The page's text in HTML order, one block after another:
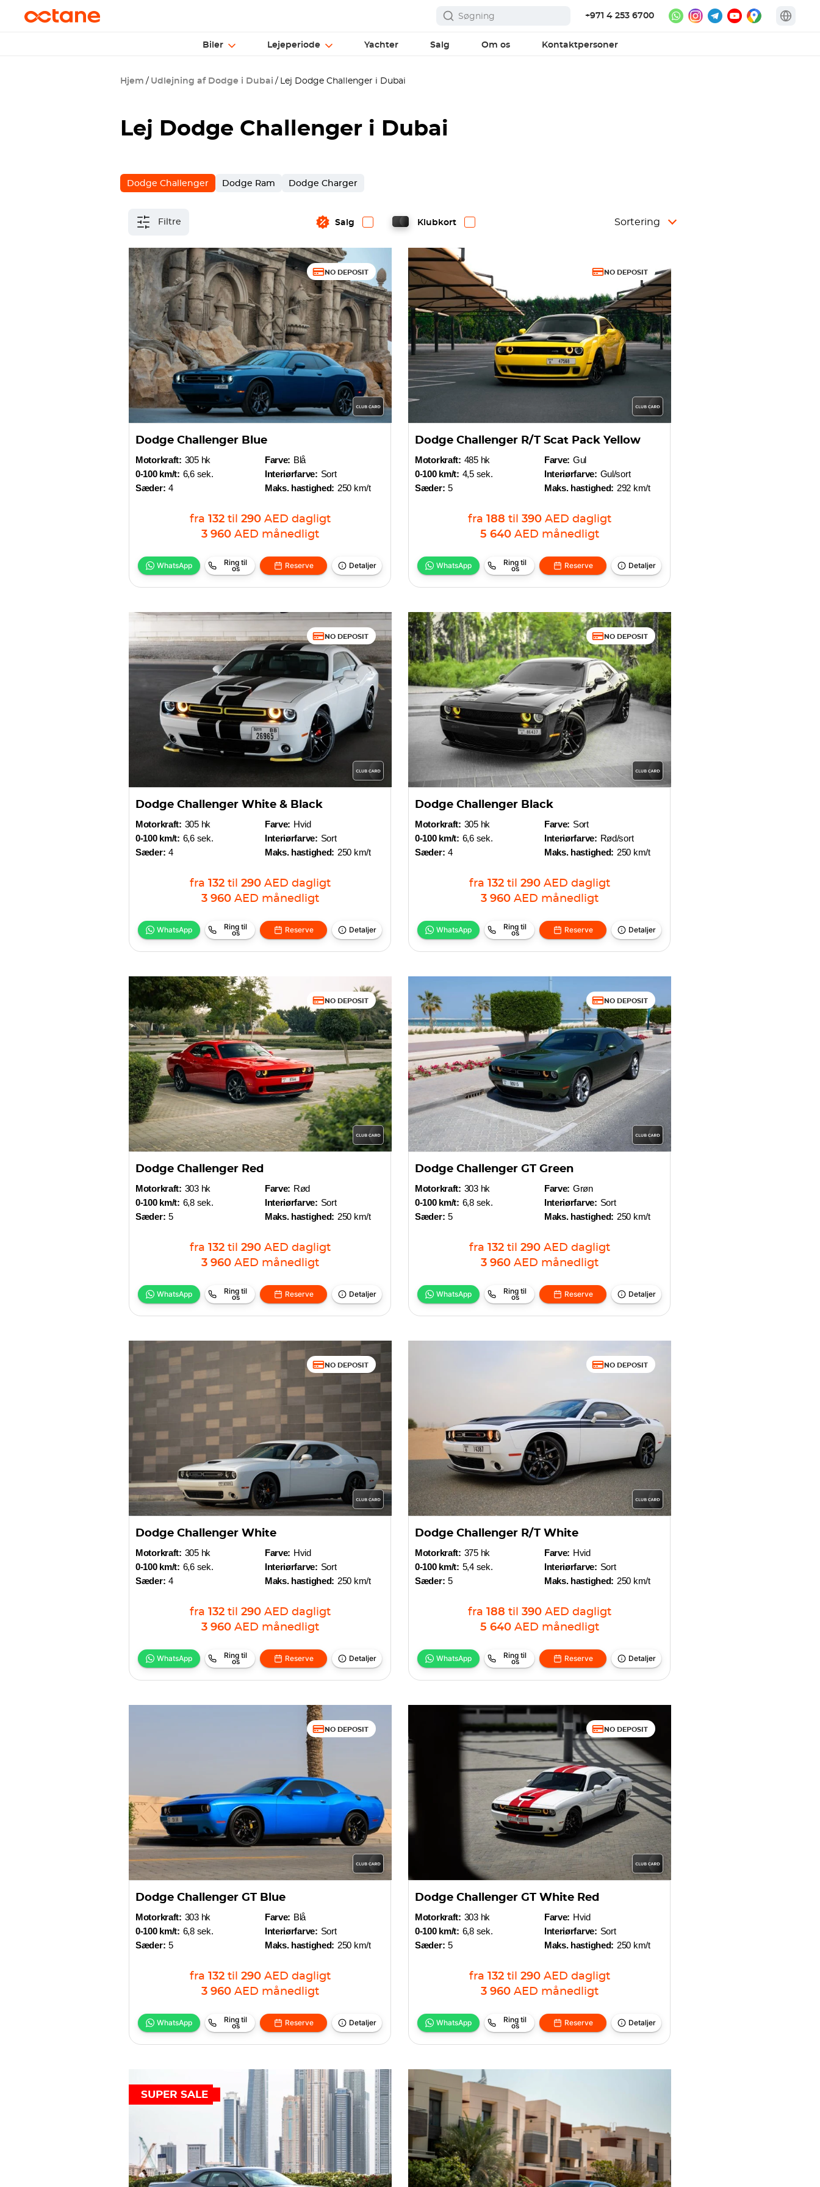
+971 4 253 6700
Biler Lejeperiode Yachter Salg Om os Kontaktpersoner
Hjem Udlejning af Dodge i Dubai Lej Dodge Challenger i Dubai
Lej Dodge Challenger i Dubai
Dodge Challenger Dodge Ram Dodge Charger
Filtre Salg Klubkort Sortering
NO DEPOSIT
Dodge Challenger Blue
Motorkraft: 305 hk
0-100 km/t: 6,6 sek.
Sæder: 4
Farve: Blå
Interiørfarve: Sort
Maks. hastighed: 250 km/t
fra 132 til 290 AED dagligt
3 960 AED månedligt
WhatsApp Ring til
os Reserve Detaljer
NO DEPOSIT
Dodge Challenger R/T Scat Pack Yellow
Motorkraft: 485 hk
0-100 km/t: 4,5 sek.
Sæder: 5
Farve: Gul
Interiørfarve: Gul/sort
Maks. hastighed: 292 km/t
fra 188 til 390 AED dagligt
5 640 AED månedligt
WhatsApp Ring til
os Reserve Detaljer
NO DEPOSIT
Dodge Challenger White & Black
Motorkraft: 305 hk
0-100 km/t: 6,6 sek.
Sæder: 4
Farve: Hvid
Interiørfarve: Sort
Maks. hastighed: 250 km/t
fra 132 til 290 AED dagligt
3 960 AED månedligt
WhatsApp Ring til
os Reserve Detaljer
NO DEPOSIT
Dodge Challenger Black
Motorkraft: 305 hk
0-100 km/t: 6,6 sek.
Sæder: 4
Farve: Sort
Interiørfarve: Rød/sort
Maks. hastighed: 250 km/t
fra 132 til 290 AED dagligt
3 960 AED månedligt
WhatsApp Ring til
os Reserve Detaljer
NO DEPOSIT
Dodge Challenger Red
Motorkraft: 303 hk
0-100 km/t: 6,8 sek.
Sæder: 5
Farve: Rød
Interiørfarve: Sort
Maks. hastighed: 250 km/t
fra 132 til 290 AED dagligt
3 960 AED månedligt
WhatsApp Ring til
os Reserve Detaljer
NO DEPOSIT
Dodge Challenger GT Green
Motorkraft: 303 hk
0-100 km/t: 6,8 sek.
Sæder: 5
Farve: Grøn
Interiørfarve: Sort
Maks. hastighed: 250 km/t
fra 132 til 290 AED dagligt
3 960 AED månedligt
WhatsApp Ring til
os Reserve Detaljer
NO DEPOSIT
Dodge Challenger White
Motorkraft: 305 hk
0-100 km/t: 6,6 sek.
Sæder: 4
Farve: Hvid
Interiørfarve: Sort
Maks. hastighed: 250 km/t
fra 132 til 290 AED dagligt
3 960 AED månedligt
WhatsApp Ring til
os Reserve Detaljer
NO DEPOSIT
Dodge Challenger R/T White
Motorkraft: 375 hk
0-100 km/t: 5,4 sek.
Sæder: 5
Farve: Hvid
Interiørfarve: Sort
Maks. hastighed: 250 km/t
fra 188 til 390 AED dagligt
5 640 AED månedligt
WhatsApp Ring til
os Reserve Detaljer
NO DEPOSIT
Dodge Challenger GT Blue
Motorkraft: 303 hk
0-100 km/t: 6,8 sek.
Sæder: 5
Farve: Blå
Interiørfarve: Sort
Maks. hastighed: 250 km/t
fra 132 til 290 AED dagligt
3 960 AED månedligt
WhatsApp Ring til
os Reserve Detaljer
NO DEPOSIT
Dodge Challenger GT White Red
Motorkraft: 303 hk
0-100 km/t: 6,8 sek.
Sæder: 5
Farve: Hvid
Interiørfarve: Sort
Maks. hastighed: 250 km/t
fra 132 til 290 AED dagligt
3 960 AED månedligt
WhatsApp Ring til
os Reserve Detaljer
SUPER SALE